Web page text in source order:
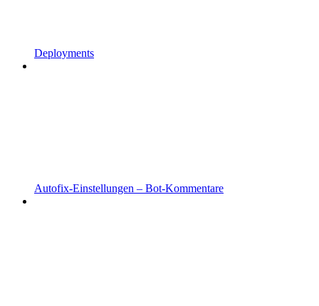
Deployments
Autofix-Einstellungen – Bot-Kommentare